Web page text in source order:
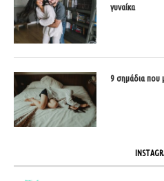
γυναίκα
9 σημάδια που